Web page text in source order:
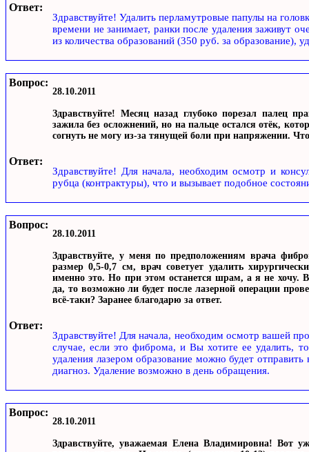
Ответ:
Здравствуйте! Удалить перламутровые папулы на
времени не занимает, ранки после удаления заживут
из количества образований (350 руб. за образование),
Вопрос:
28.10.2011
Здравствуйте! Месяц назад глубоко порезал палец
зажила без осложнений, но на пальце остался отёк,
согнуть не могу из-за тянущей боли при напряжении.
Ответ:
Здравствуйте! Для начала, необходим осмотр и
рубца (контрактуры), что и вызывает подобное
Вопрос:
28.10.2011
Здравствуйте, у меня по предположениям врача
размер 0,5-0,7 см, врач советует удалить
именно это. Но при этом останется шрам, а я не
да, то возможно ли будет после лазерной операции
всё-таки? Заранее благодарю за ответ.
Ответ:
Здравствуйте! Для начала, необходим осмотр вашей
случае, если это фиброма, и Вы хотите ее удалить,
удаления лазером образование можно будет
диагноз. Удаление возможно в день обращения.
Вопрос:
28.10.2011
Здравствуйте, уважаемая Елена Владимировна! Вот